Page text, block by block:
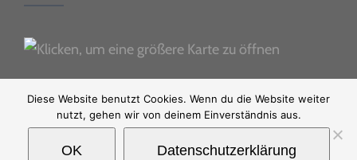
Diese Website benutzt Cookies. Wenn du die Website weiter
nutzt, gehen wir von deinem Einverständnis aus.
OK Datenschutzerklärung